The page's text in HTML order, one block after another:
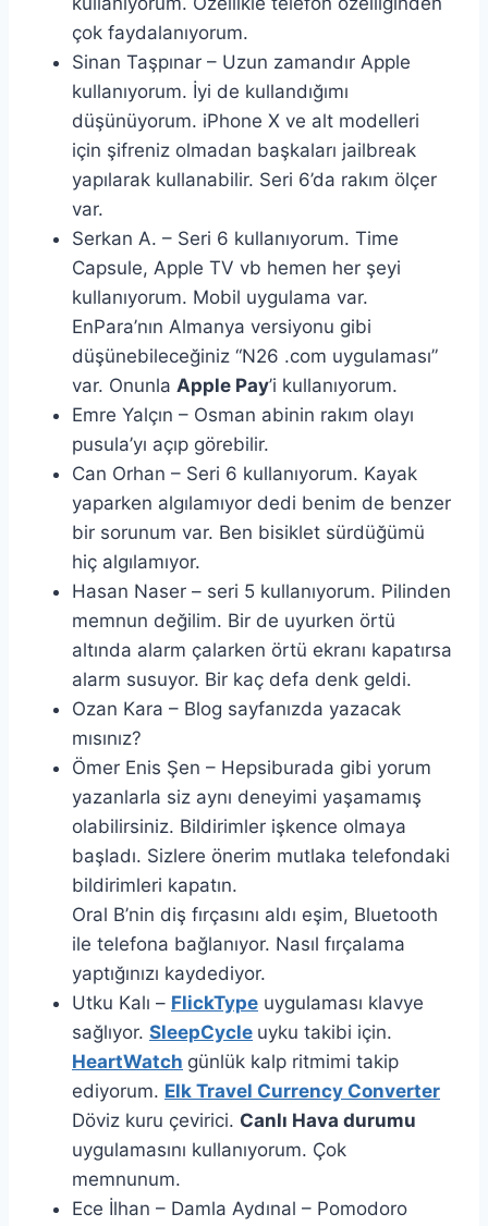
çok faydalanıyorum.
Sinan Taşpınar – Uzun zamandır Apple
kullanıyorum. İyi de kullandığımı
düşünüyorum. iPhone X ve alt modelleri
için şifreniz olmadan başkaları jailbreak
yapılarak kullanabilir. Seri 6’da rakım ölçer
var.
Serkan A. – Seri 6 kullanıyorum. Time
Capsule, Apple TV vb hemen her şeyi
kullanıyorum. Mobil uygulama var.
EnPara’nın Almanya versiyonu gibi
düşünebileceğiniz “N26 .com uygulaması”
var. Onunla Apple Pay’i kullanıyorum.
Emre Yalçın – Osman abinin rakım olayı
pusula’yı açıp görebilir.
Can Orhan – Seri 6 kullanıyorum. Kayak
yaparken algılamıyor dedi benim de benzer
bir sorunum var. Ben bisiklet sürdüğümü
hiç algılamıyor.
Hasan Naser – seri 5 kullanıyorum. Pilinden
memnun değilim. Bir de uyurken örtü
altında alarm çalarken örtü ekranı kapatırsa
alarm susuyor. Bir kaç defa denk geldi.
Ozan Kara – Blog sayfanızda yazacak
mısınız?
Ömer Enis Şen – Hepsiburada gibi yorum
yazanlarla siz aynı deneyimi yaşamamış
olabilirsiniz. Bildirimler işkence olmaya
başladı. Sizlere önerim mutlaka telefondaki
bildirimleri kapatın.
Oral B’nin diş fırçasını aldı eşim, Bluetooth
ile telefona bağlanıyor. Nasıl fırçalama
yaptığınızı kaydediyor.
Utku Kalı – FlickType uygulaması klavye
sağlıyor. SleepCycle uyku takibi için.
HeartWatch günlük kalp ritmimi takip
ediyorum. Elk Travel Currency Converter
Döviz kuru çevirici. Canlı Hava durumu
uygulamasını kullanıyorum. Çok
memnunum.
Ece İlhan – Damla Aydınal – Pomodoro